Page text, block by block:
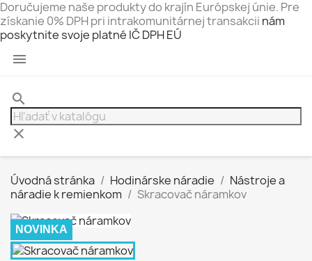
Doručujeme naše produkty do krajín Európskej únie. Pre
získanie 0% DPH pri intrakomunitárnej transakcii nám
poskytnite svoje platné IČ DPH EÚ

search
clear
Úvodná stránka Hodinárske náradie
Nástroje a
náradie k remienkom
Skracovač náramkov
NOVINKA